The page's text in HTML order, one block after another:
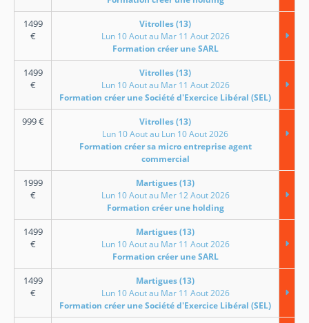
1499
€
Vitrolles (13)
Lun 10 Aout au Mar 11 Aout 2026
Formation créer une SARL
1499
€
Vitrolles (13)
Lun 10 Aout au Mar 11 Aout 2026
Formation créer une Société d'Exercice Libéral (SEL)
999€
Vitrolles (13)
Lun 10 Aout au Lun 10 Aout 2026
Formation créer sa micro entreprise agent
commercial
1999
€
Martigues (13)
Lun 10 Aout au Mer 12 Aout 2026
Formation créer une holding
1499
€
Martigues (13)
Lun 10 Aout au Mar 11 Aout 2026
Formation créer une SARL
1499
€
Martigues (13)
Lun 10 Aout au Mar 11 Aout 2026
Formation créer une Société d'Exercice Libéral (SEL)